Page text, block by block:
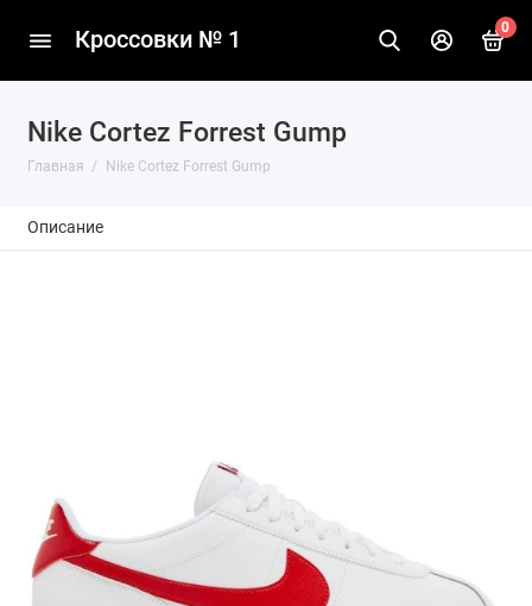
Кроссовки № 1 0
Nike Cortez Forrest Gump
Главная Nike Cortez Forrest Gump
Описание